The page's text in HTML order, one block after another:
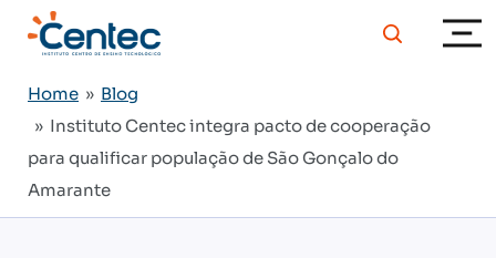
Home » Blog
» Instituto Centec integra pacto de cooperação
para qualificar população de São Gonçalo do
Amarante